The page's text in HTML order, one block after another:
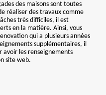
des maisons sont toutes
réaliser des travaux comme
très difficiles, il est
en la matière. Ainsi, vous
qui a plusieurs années
supplémentaires, il
avoir les renseignements
site web.